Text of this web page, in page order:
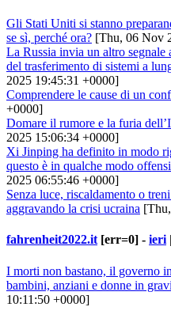
Gli Stati Uniti si stanno
se sì, perché ora? [Thu, 06 Nov
La Russia invia un altro segnale
del trasferimento di sistemi a
2025 19:45:31 +0000]
Comprendere le cause di un
+0000]
Domare il rumore e la furia
2025 15:06:34 +0000]
Xi Jinping ha definito in modo
questo è in qualche modo
2025 06:55:46 +0000]
Senza luce, riscaldamento o
aggravando la crisi ucraina
fahrenheit2022.it[err=0] - ieri|
I morti non bastano, il governo
bambini, anziani e donne in
10:11:50 +0000]